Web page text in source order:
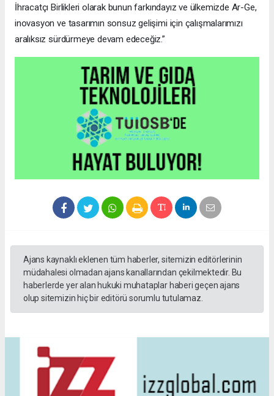
İhracatçı Birlikleri olarak bunun farkındayız ve ülkemizde Ar-Ge,
inovasyon ve tasarımın sonsuz gelişimi için çalışmalarımızı
aralıksız sürdürmeye devam edeceğiz.”
Ajans kaynaklı eklenen tüm haberler, sitemizin editörlerinin
müdahalesi olmadan ajans kanallarından çekilmektedir. Bu
haberlerde yer alan hukuki muhataplar haberi geçen ajans
olup sitemizin hiç bir editörü sorumlu tutulamaz.